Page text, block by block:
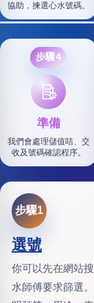
協助，揀選心水號碼。
步驟4
準備
我們會處理儲值咭、交
收及號碼確認程序。
步驟1
選號
你可以先在網站
水師傅要求篩選